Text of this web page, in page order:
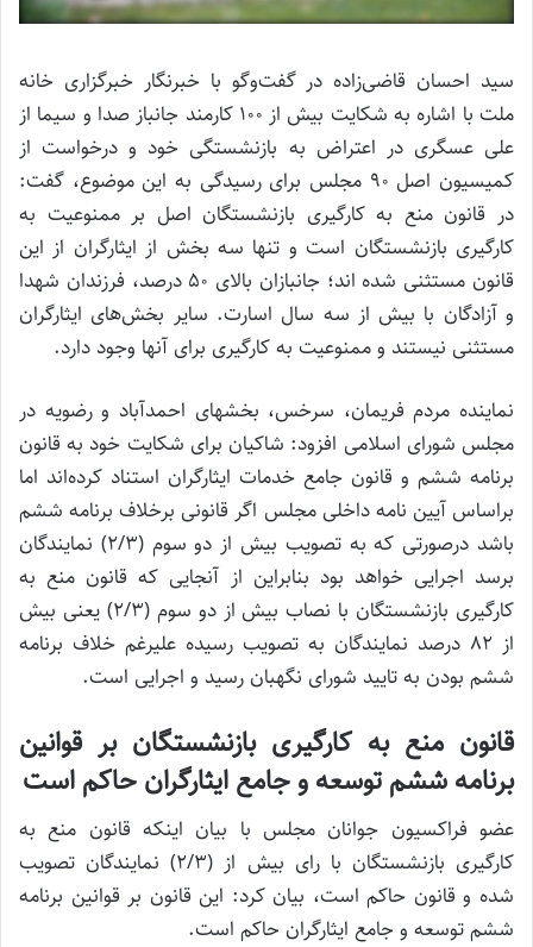
سید احسان قاضی‌زاده در گفت‌وگو با خبرنگار خبرگزاری خانه
ملت با اشاره به شکایت بیش از 100 کارمند جانباز صدا و سیما از
علی عسگری در اعتراض به بازنشستگی خود و درخواست از
کمیسیون اصل 90 مجلس برای رسیدگی به این موضوع، گفت:
در قانون منع به کارگیری بازنشستگان اصل بر ممنوعیت به
کارگیری بازنشستگان است و تنها سه بخش از ایثارگران از این
قانون مستثنی شده اند؛ جانبازان بالای 50 درصد، فرزندان شهدا
و آزادگان با بیش از سه سال اسارت. سایر بخش‌های ایثارگران
مستثنی نیستند و ممنوعیت به کارگیری برای آنها وجود دارد.
نماینده مردم فریمان، سرخس، بخشهای احمدآباد و رضویه در
مجلس شورای اسلامی افزود: شاکیان برای شکایت خود به قانون
برنامه ششم و قانون جامع خدمات ایثارگران استناد کرده‌اند اما
براساس آیین نامه داخلی مجلس اگر قانونی برخلاف برنامه ششم
باشد درصورتی که به تصویب بیش از دو سوم (2/3) نمایندگان
برسد اجرایی خواهد بود بنابراین از آنجایی که قانون منع به
کارگیری بازنشستگان با نصاب بیش از دو سوم (2/3) یعنی بیش
از 82 درصد نمایندگان به تصویب رسیده علیرغم خلاف برنامه
ششم بودن به تایید شورای نگهبان رسید و اجرایی است.
قانون منع به کارگیری بازنشستگان بر قوانین
برنامه ششم توسعه و جامع ایثارگران حاکم است
عضو فراکسیون جوانان مجلس با بیان اینکه قانون منع به
کارگیری بازنشستگان با رای بیش از (2/3) نمایندگان تصویب
شده و قانون حاکم است، بیان کرد: این قانون بر قوانین برنامه
ششم توسعه و جامع ایثارگران حاکم است.